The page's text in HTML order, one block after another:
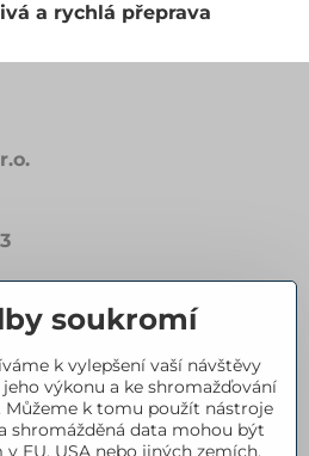
a rychlá přeprava
soukromí
k vylepšení vaší návštěvy
výkonu a ke shromažďování
Můžeme k tomu použít nástroje
shromážděná data mohou být
EU, USA nebo jiných zemích.